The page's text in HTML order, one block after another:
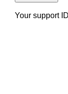
Your support